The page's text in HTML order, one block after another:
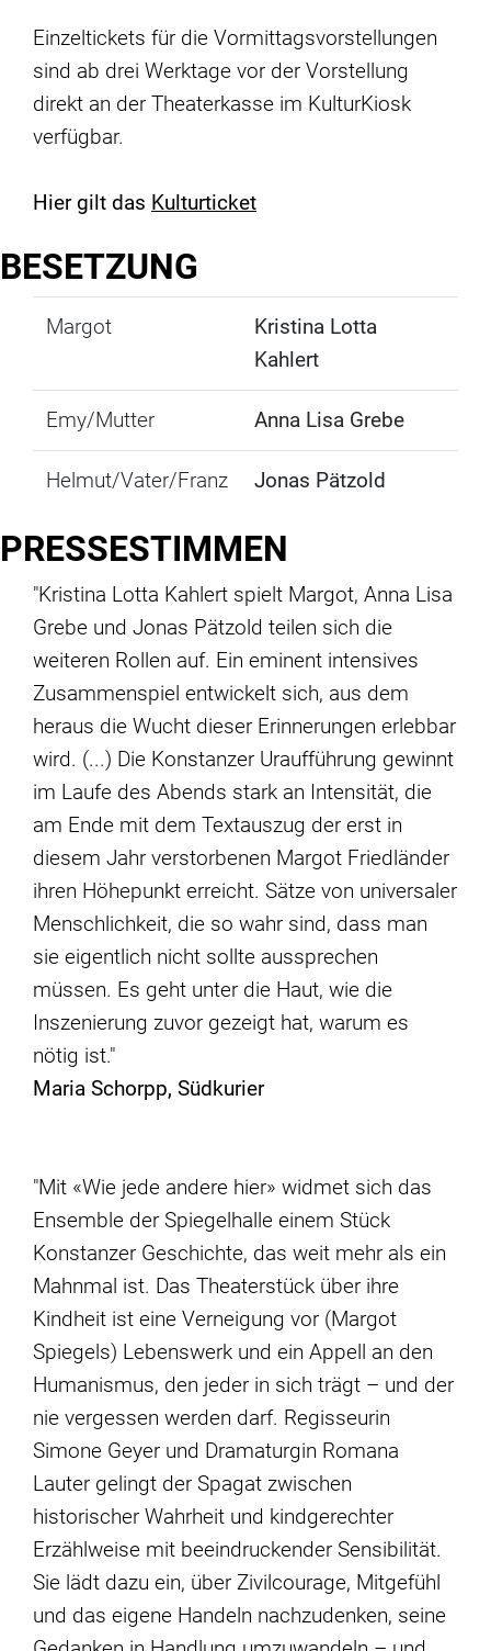
Einzeltickets für die Vormittagsvorstellungen
sind ab drei Werktage vor der Vorstellung
direkt an der Theaterkasse im KulturKiosk
verfügbar.
Hier gilt das Kulturticket
BESETZUNG
Margot
Kristina Lotta
Kahlert
Emy/Mutter Anna Lisa Grebe
Helmut/Vater/Franz Jonas Pätzold
PRESSESTIMMEN
"Kristina Lotta Kahlert spielt Margot, Anna Lisa
Grebe und Jonas Pätzold teilen sich die
weiteren Rollen auf. Ein eminent intensives
Zusammenspiel entwickelt sich, aus dem
heraus die Wucht dieser Erinnerungen erlebbar
wird. (...) Die Konstanzer Uraufführung gewinnt
im Laufe des Abends stark an Intensität, die
am Ende mit dem Textauszug der erst in
diesem Jahr verstorbenen Margot Friedländer
ihren Höhepunkt erreicht. Sätze von universaler
Menschlichkeit, die so wahr sind, dass man
sie eigentlich nicht sollte aussprechen
müssen. Es geht unter die Haut, wie die
Inszenierung zuvor gezeigt hat, warum es
nötig ist."
Maria Schorpp, Südkurier
"Mit «Wie jede andere hier» widmet sich das
Ensemble der Spiegelhalle einem Stück
Konstanzer Geschichte, das weit mehr als ein
Mahnmal ist. Das Theaterstück über ihre
Kindheit ist eine Verneigung vor (Margot
Spiegels) Lebenswerk und ein Appell an den
Humanismus, den jeder in sich trägt – und der
nie vergessen werden darf. Regisseurin
Simone Geyer und Dramaturgin Romana
Lauter gelingt der Spagat zwischen
historischer Wahrheit und kindgerechter
Erzählweise mit beeindruckender Sensibilität.
Sie lädt dazu ein, über Zivilcourage, Mitgefühl
und das eigene Handeln nachzudenken, seine